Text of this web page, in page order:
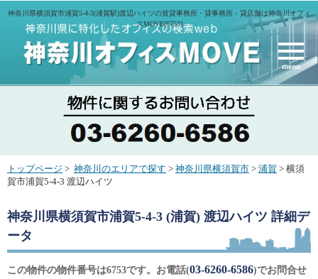
神奈川県横須賀市浦賀5-4-3(浦賀駅)渡辺ハイツの賃貸事務所・貸事務所・貸店舗は神奈川オフィ
スMOVE[6753]
menu
トップページ > 神奈川のエリアで探す > 神奈川県横須賀市 > 浦賀 > 横須
賀市浦賀5-4-3 渡辺ハイツ
神奈川県横須賀市浦賀5-4-3 (浦賀) 渡辺ハイツ 詳細デ
ータ
この物件の物件番号は6753です。お電話(03-6260-6586)でお問合せ